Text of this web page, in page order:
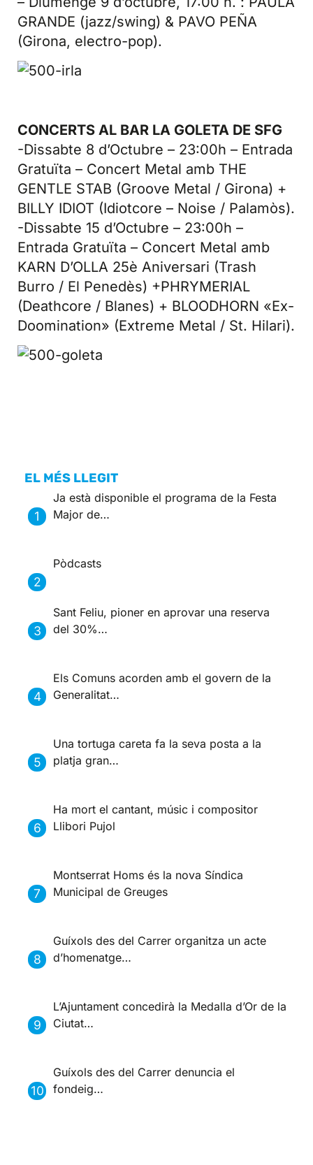
GRANDE (jazz/swing) & PAVO PEÑA
(Girona, electro-pop).
CONCERTS AL BAR LA GOLETA DE SFG
-Dissabte 8 d’Octubre – 23:00h – Entrada
Gratuïta – Concert Metal amb THE
GENTLE STAB (Groove Metal / Girona) +
BILLY IDIOT (Idiotcore – Noise / Palamòs).
-Dissabte 15 d’Octubre – 23:00h –
Entrada Gratuïta – Concert Metal amb
KARN D’OLLA 25è Aniversari (Trash
Burro / El Penedès) +PHRYMERIAL
(Deathcore / Blanes) + BLOODHORN «Ex-
Doomination» (Extreme Metal / St. Hilari).
EL MÉS LLEGIT
Ja està disponible el programa de la Festa
Major de…
Pòdcasts
Sant Feliu, pioner en aprovar una reserva
del 30%…
Els Comuns acorden amb el govern de la
Generalitat…
Una tortuga careta fa la seva posta a la
platja gran…
Ha mort el cantant, músic i compositor
Llibori Pujol
Montserrat Homs és la nova Síndica
Municipal de Greuges
Guíxols des del Carrer organitza un acte
d’homenatge…
L’Ajuntament concedirà la Medalla d’Or de la
Ciutat…
Guíxols des del Carrer denuncia el
fondeig…